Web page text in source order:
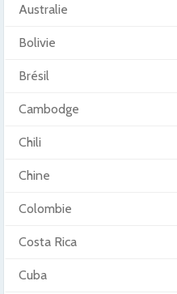
Australie
Bolivie
Brésil
Cambodge
Chili
Chine
Colombie
Costa Rica
Cuba